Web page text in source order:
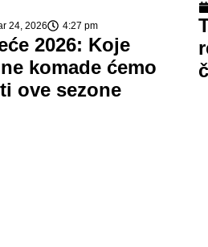
24, 2026 4:27 pm
2026: Koje
komade ćemo
ove sezone